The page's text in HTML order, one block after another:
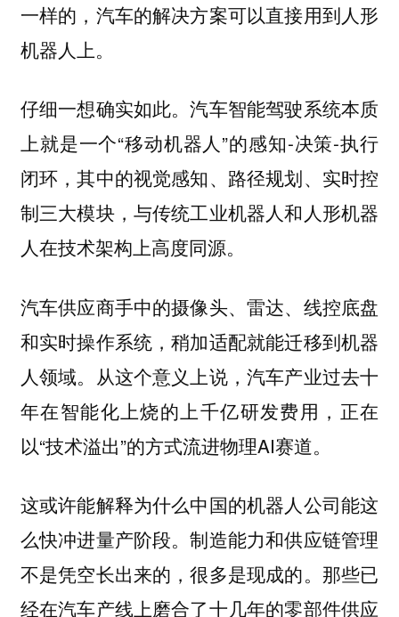
一样的，汽车的解决方案可以直接用到人形
机器人上。
仔细一想确实如此。汽车智能驾驶系统本质
上就是一个“移动机器人”的感知-决策-执行
闭环，其中的视觉感知、路径规划、实时控
制三大模块，与传统工业机器人和人形机器
人在技术架构上高度同源。
汽车供应商手中的摄像头、雷达、线控底盘
和实时操作系统，稍加适配就能迁移到机器
人领域。从这个意义上说，汽车产业过去十
年在智能化上烧的上千亿研发费用，正在
以“技术溢出”的方式流进物理AI赛道。
这或许能解释为什么中国的机器人公司能这
么快冲进量产阶段。制造能力和供应链管理
不是凭空长出来的，很多是现成的。那些已
经在汽车产线上磨合了十几年的零部件供应